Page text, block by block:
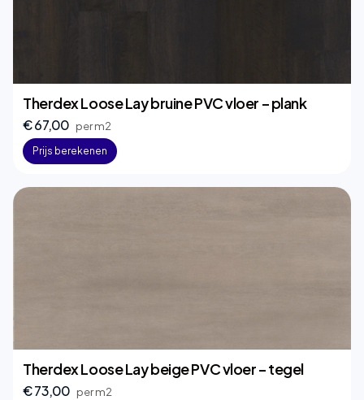
Therdex Loose Lay bruine PVC vloer – plank
€ 67,00 per m2
Prijs berekenen
Therdex Loose Lay beige PVC vloer – tegel
€ 73,00 per m2